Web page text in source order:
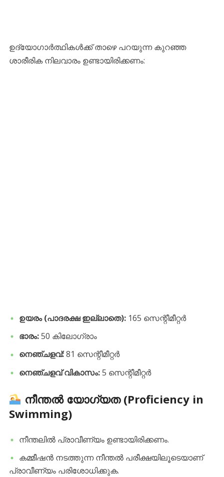
​ഉദ്യോഗാർത്ഥികൾക്ക് താഴെ പറയുന്ന കുറഞ്ഞ
ശാരീരിക നിലവാരം ഉണ്ടായിരിക്കണം:
ഉയരം (പാദരക്ഷ ഇല്ലാതെ):165 സെന്റീമീറ്റർ
ഭാരം:50 കിലോഗ്രാം
നെഞ്ചളവ്:81 സെന്റീമീറ്റർ
നെഞ്ചളവ് വികാസം:5 സെന്റീമീറ്റർ
നീന്തൽ യോഗ്യത (Proficiency in
Swimming)
​നീന്തലിൽ പ്രാവീണ്യം ഉണ്ടായിരിക്കണം.
​കമ്മീഷൻ നടത്തുന്ന നീന്തൽ പരീക്ഷയിലൂടെയാണ്
പ്രാവീണ്യം പരിശോധിക്കുക.